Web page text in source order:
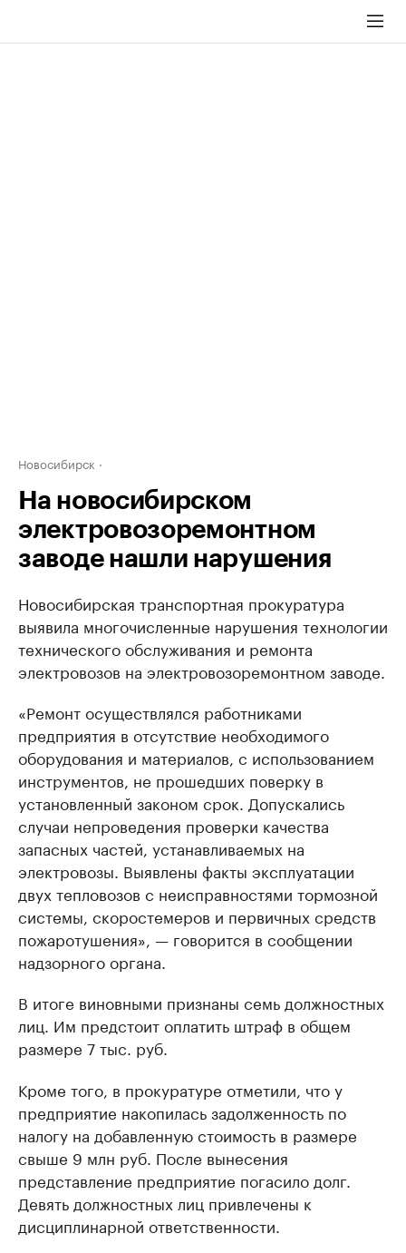
Новосибирск
На новосибирском
электровозоремонтном
заводе нашли нарушения
Новосибирская транспортная прокуратура
выявила многочисленные нарушения технологии
технического обслуживания и ремонта
электровозов на электровозоремонтном заводе.
«Ремонт осуществлялся работниками
предприятия в отсутствие необходимого
оборудования и материалов, с использованием
инструментов, не прошедших поверку в
установленный законом срок. Допускались
случаи непроведения проверки качества
запасных частей, устанавливаемых на
электровозы. Выявлены факты эксплуатации
двух тепловозов с неисправностями тормозной
системы, скоростемеров и первичных средств
пожаротушения», — говорится в сообщении
надзорного органа.
В итоге виновными признаны семь должностных
лиц. Им предстоит оплатить штраф в общем
размере 7 тыс. руб.
Кроме того, в прокуратуре отметили, что у
предприятие накопилась задолженность по
налогу на добавленную стоимость в размере
свыше 9 млн руб. После вынесения
представление предприятие погасило долг.
Девять должностных лиц привлечены к
дисциплинарной ответственности.